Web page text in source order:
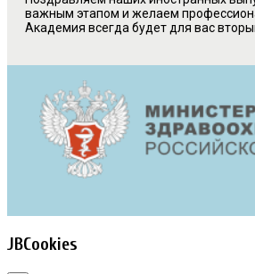
важным этапом и желаем
Академия всегда будет для вас
JBCookies